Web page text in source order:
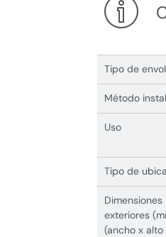
Tipo de
Método
Uso
Tipo de
Dimensiones
exteriores
(ancho x alto